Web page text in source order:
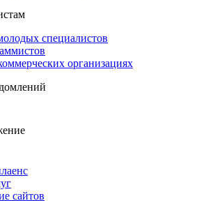
специалистов
организациях
сайтов